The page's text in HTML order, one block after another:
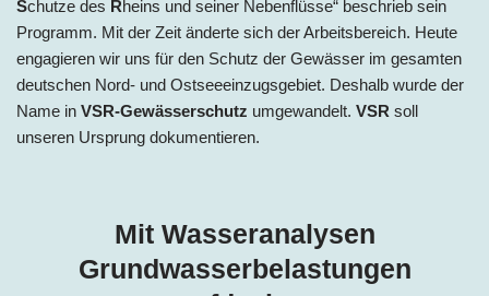
Schutze des Rheins und seiner Nebenflüsse“ beschrieb sein
Programm. Mit der Zeit änderte sich der Arbeitsbereich. Heute
engagieren wir uns für den Schutz der Gewässer im gesamten
deutschen Nord- und Ostseeeinzugsgebiet. Deshalb wurde der
Name in VSR-Gewässerschutz umgewandelt. VSR soll
unseren Ursprung dokumentieren.
Mit Wasseranalysen
Grundwasserbelastungen